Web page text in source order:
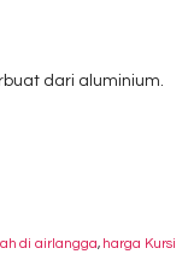
dari aluminium.
di airlangga, harga Kursi